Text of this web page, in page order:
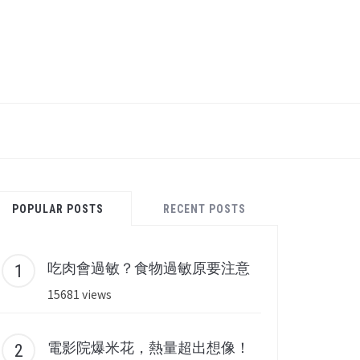
POPULAR POSTS RECENT POSTS
吃肉會過敏？食物過敏原要注意
15681 views
電影院爆米花，熱量超出想像！